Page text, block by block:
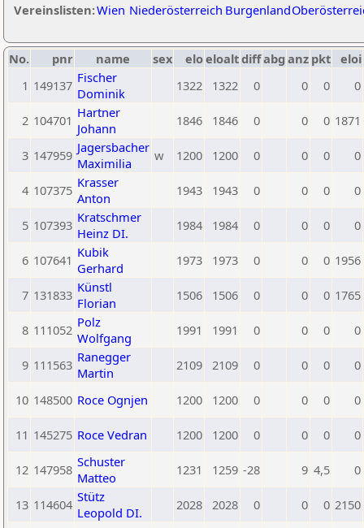
Vereinslisten:Wien Niederösterreich Burgenland
No. pnr name sex eloeloaltdiffabg anz pkt eloi
1 149137 Fischer
Dominik
1322 1322 0 0 0 0
2 104701 Hartner
Johann
1846 1846 0 0 0 1871
3 147959 Jagersbacher
Maximilia
w 1200 1200 0 0 0 0
4 107375 Krasser
Anton
1943 1943 0 0 0 0
5 107393 Kratschmer
Heinz DI.
1984 1984 0 0 0 0
6 107641 Kubik
Gerhard
1973 1973 0 0 0 1956
7 131833 Künstl
Florian
1506 1506 0 0 0 1765
8 111052 Polz
Wolfgang
1991 1991 0 0 0 0
9 111563 Ranegger
Martin
2109 2109 0 0 0 0
10 148500 Roce Ognjen 1200 1200 0 0 0 0
11 145275 Roce Vedran 1200 1200 0 0 0 0
12 147958 Schuster
Matteo
1231 1259 -28 9 4,5 0
13 114604 Stütz
Leopold DI.
2028 2028 0 0 0 2150